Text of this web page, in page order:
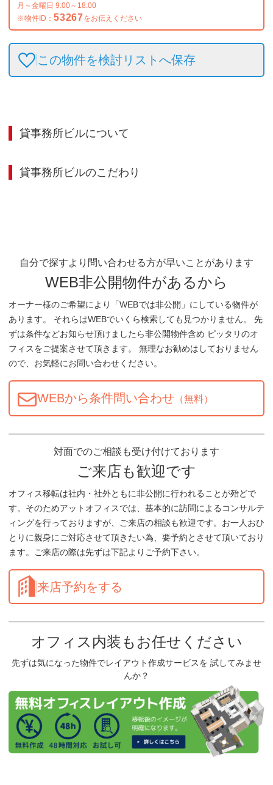
月～金曜日 9:00～18:00
※物件ID： 53267をお伝えください
この物件を検討リストへ保存
貸事務所ビルについて
貸事務所ビルのこだわり
自分で探すより問い合わせる方が早いことがあります
WEB非公開物件があるから
オーナー様のご希望により「WEBでは非公開」にしている物件が
あります。 それらはWEBでいくら検索しても見つかりません。 先
ずは条件などお知らせ頂けましたら非公開物件含め ピッタリのオ
フィスをご提案させて頂きます。 無理なお勧めはしておりません
ので、お気軽にお問い合わせください。
WEBから条件問い合わせ （無料）
対面でのご相談も受け付けております
ご来店も歓迎です
オフィス移転は社内・社外ともに非公開に行われることが殆どで
す。そのためアットオフィスでは、基本的に訪問によるコンサルテ
ィングを行っておりますが、ご来店の相談も歓迎です。お一人おひ
とりに親身にご対応させて頂きたい為、要予約とさせて頂いており
ます。ご来店の際は先ずは下記よりご予約下さい。
来店予約をする
オフィス内装もお任せください
先ずは気になった物件でレイアウト作成サービスを 試してみませ
んか？